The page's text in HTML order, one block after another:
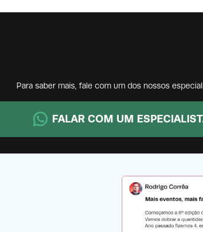
Para saber mais, fale com um dos nossos
FALAR COM UM